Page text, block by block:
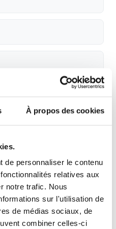
À propos des cookies
de personnaliser le contenu
relatives aux
notre trafic. Nous
sur l'utilisation de
de médias sociaux, de
combiner celles-ci
à Toulouse
offre à Toulouse :Voir tous